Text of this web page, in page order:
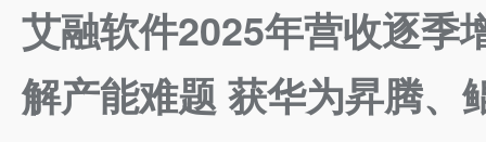
艾融软件2025年营收逐季
解产能难题 获华为昇腾、